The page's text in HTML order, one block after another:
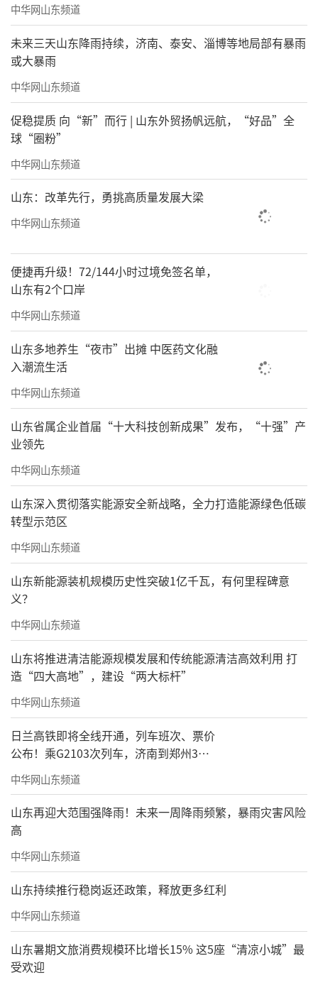
中华网山东频道
未来三天山东降雨持续，济南、泰安、淄博等地局部有暴雨
或大暴雨
中华网山东频道
促稳提质 向“新”而行 | 山东外贸扬帆远航，“好品”全
球“圈粉”
中华网山东频道
山东：改革先行，勇挑高质量发展大梁
中华网山东频道
便捷再升级！72/144小时过境免签名单，
山东有2个口岸
中华网山东频道
山东多地养生“夜市”出摊 中医药文化融
入潮流生活
中华网山东频道
山东省属企业首届“十大科技创新成果”发布，“十强”产
业领先
中华网山东频道
山东深入贯彻落实能源安全新战略，全力打造能源绿色低碳
转型示范区
中华网山东频道
山东新能源装机规模历史性突破1亿千瓦，有何里程碑意
义？
中华网山东频道
山东将推进清洁能源规模发展和传统能源清洁高效利用 打
造“四大高地”，建设“两大标杆”
中华网山东频道
日兰高铁即将全线开通，列车班次、票价
公布！乘G2103次列车，济南到郑州3小
时到达
中华网山东频道
山东再迎大范围强降雨！未来一周降雨频繁，暴雨灾害风险
高
中华网山东频道
山东持续推行稳岗返还政策，释放更多红利
中华网山东频道
山东暑期文旅消费规模环比增长15% 这5座“清凉小城”最
受欢迎